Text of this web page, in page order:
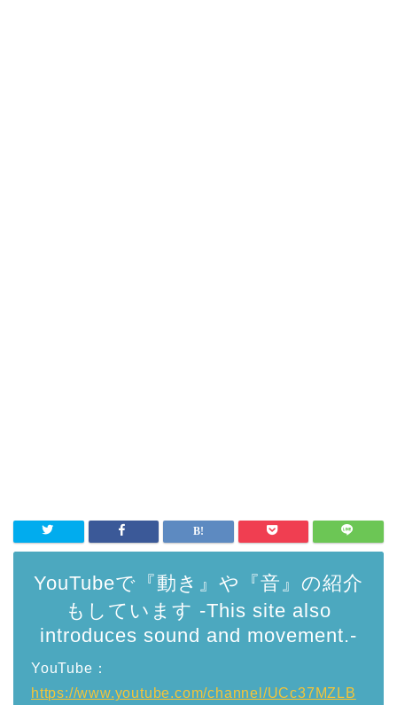
YouTubeで『動き』や『音』の紹介
もしています -This site also
introduces sound and movement.-
YouTube：
https://www.youtube.com/channel/UCc37MZLB